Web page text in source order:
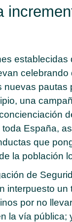
establecidas
celebrando
nuevas pautas
una
España,
que
la población
de
interpuesto un
por no
la vía pública;